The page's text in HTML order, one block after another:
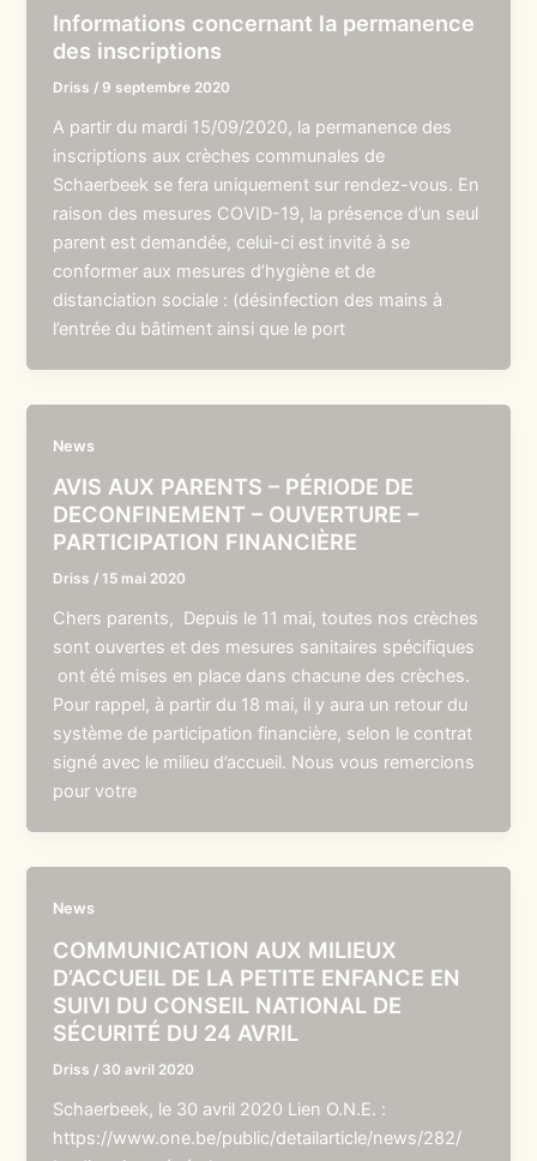
Informations concernant la permanence
des inscriptions
Driss / 9 septembre 2020
A partir du mardi 15/09/2020, la permanence des
inscriptions aux crèches communales de
Schaerbeek se fera uniquement sur rendez-vous. En
raison des mesures COVID-19, la présence d’un seul
parent est demandée, celui-ci est invité à se
conformer aux mesures d’hygiène et de
distanciation sociale : (désinfection des mains à
l’entrée du bâtiment ainsi que le port
News
AVIS AUX PARENTS – PÉRIODE DE
DECONFINEMENT – OUVERTURE –
PARTICIPATION FINANCIÈRE
Driss /15 mai 2020
Chers parents, Depuis le 11 mai, toutes nos crèches
sont ouvertes et des mesures sanitaires spécifiques
ont été mises en place dans chacune des crèches.
Pour rappel, à partir du 18 mai, il y aura un retour du
système de participation financière, selon le contrat
signé avec le milieu d’accueil. Nous vous remercions
pour votre
News
COMMUNICATION AUX MILIEUX
D’ACCUEIL DE LA PETITE ENFANCE EN
SUIVI DU CONSEIL NATIONAL DE
SÉCURITÉ DU 24 AVRIL
Driss / 30 avril 2020
Schaerbeek, le 30 avril 2020 Lien O.N.E. :
https://www.one.be/public/detailarticle/news/282/